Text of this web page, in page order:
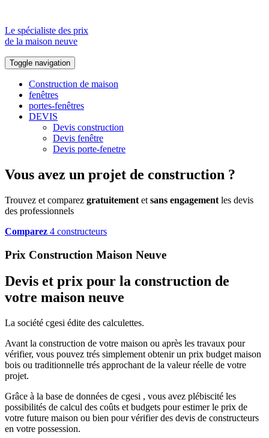
Le spécialiste des prix
de la maison neuve
Toggle navigation
Construction de maison
fenêtres
portes-fenêtres
DEVIS
Devis construction
Devis fenêtre
Devis porte-fenetre
Vous avez un projet de construction ?
Trouvez et comparez gratuitement et sans engagement les devis
des professionnels
Comparez 4 constructeurs
Prix Construction Maison Neuve
Devis et prix pour la construction de
votre maison neuve
La société cgesi édite des calculettes.
Avant la construction de votre maison ou après les travaux pour
vérifier, vous pouvez trés simplement obtenir un prix budget maison
bois ou traditionnelle trés approchant de la valeur réelle de votre
projet.
Grâce à la base de données de cgesi , vous avez plébiscité les
possibilités de calcul des coûts et budgets pour estimer le prix de
votre future maison ou bien pour vérifier des devis de constructeurs
en votre possession.